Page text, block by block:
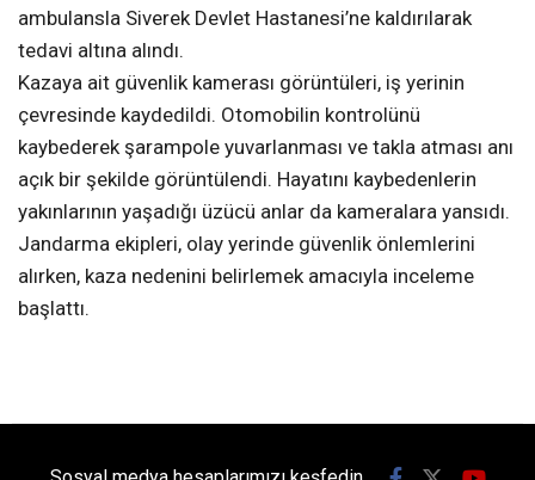
ambulansla Siverek Devlet Hastanesi’ne kaldırılarak
tedavi altına alındı.
Kazaya ait güvenlik kamerası görüntüleri, iş yerinin
çevresinde kaydedildi. Otomobilin kontrolünü
kaybederek şarampole yuvarlanması ve takla atması anı
açık bir şekilde görüntülendi. Hayatını kaybedenlerin
yakınlarının yaşadığı üzücü anlar da kameralara yansıdı.
Jandarma ekipleri, olay yerinde güvenlik önlemlerini
alırken, kaza nedenini belirlemek amacıyla inceleme
başlattı.